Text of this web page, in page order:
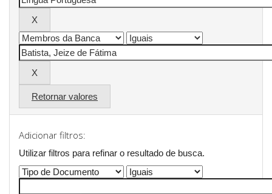
Retornar valores
Adicionar filtros:
Utilizar filtros para refinar o resultado de busca.